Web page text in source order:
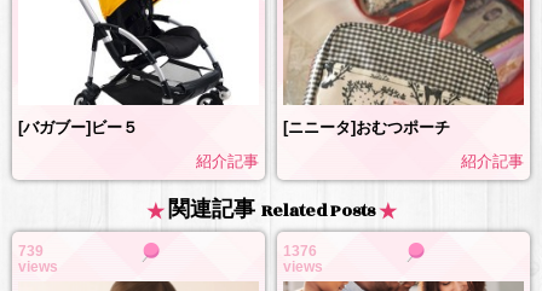
[バガブー]ビー５
紹介記事
[ニニータ]おむつポーチ
紹介記事
関連記事 Related Posts
739
views
1376
views